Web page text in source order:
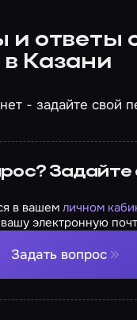
и ответы
Казани
- задайте свой
Задайте
в вашемличном
электронную
Задать вопрос